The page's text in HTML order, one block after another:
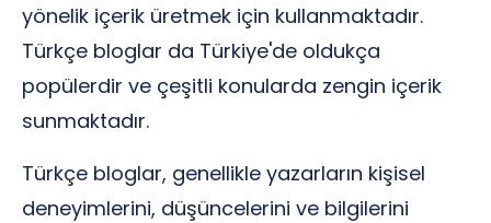
yönelik içerik üretmek için kullanmaktadır.
Türkçe bloglar da Türkiye'de oldukça
popülerdir ve çeşitli konularda zengin içerik
sunmaktadır.
Türkçe bloglar, genellikle yazarların kişisel
deneyimlerini, düşüncelerini ve bilgilerini